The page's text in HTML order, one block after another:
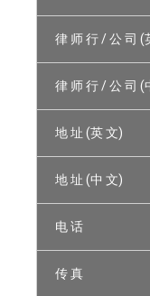
律 师 行 / 公 司 (
律 师 行 / 公 司 (
地 址 (英 文)
地 址 (中 文)
电 话
传 真